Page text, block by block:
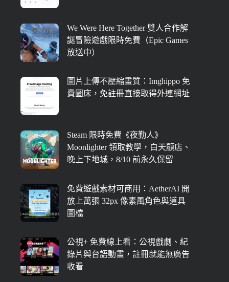
We Were Here Together 雙人合作解
謎冒險遊戲限時免費（Epic Games
放送中）
圖片上傳不壓縮畫質：Imghippo 免
費圖床，免註冊直接取得外連網址
Steam 限時免費《夜勤人》
Moonlighter 領取教學，白天顧店、
晚上下地城，8/10 前永久保留
免費遊戲素材可商用：AetherAI 開
放上萬張 32px 像素風角色與道具
圖檔
公視+ 免費線上看：公視戲劇、紀
錄片與台語動畫，註冊就能無廣告
收看